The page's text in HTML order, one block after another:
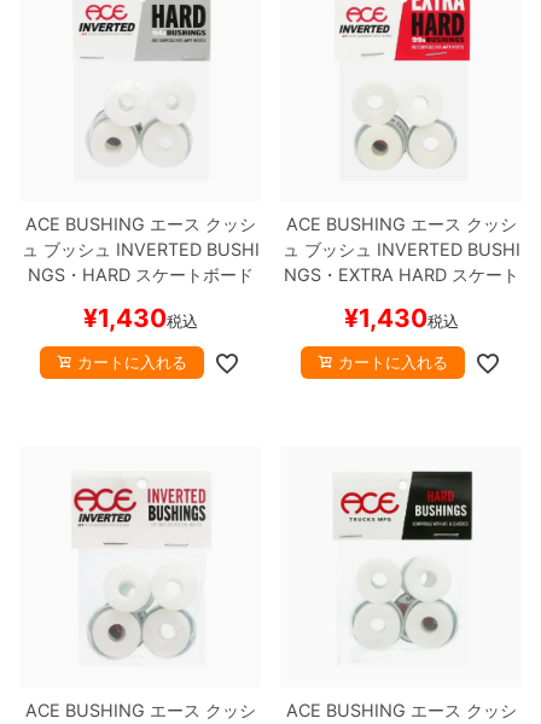
ACE BUSHING エース クッシ
ュ ブッシュ INVERTED BUSHI
NGS・HARDスケートボード
¥1,430税込
カートに入れる
ACE BUSHING エース クッシ
ュ ブッシュ INVERTED BUSHI
NGS・EXTRA HARDスケート
¥1,430税込
カートに入れる
ACE BUSHING エース クッシ
ACE BUSHING エース クッシ